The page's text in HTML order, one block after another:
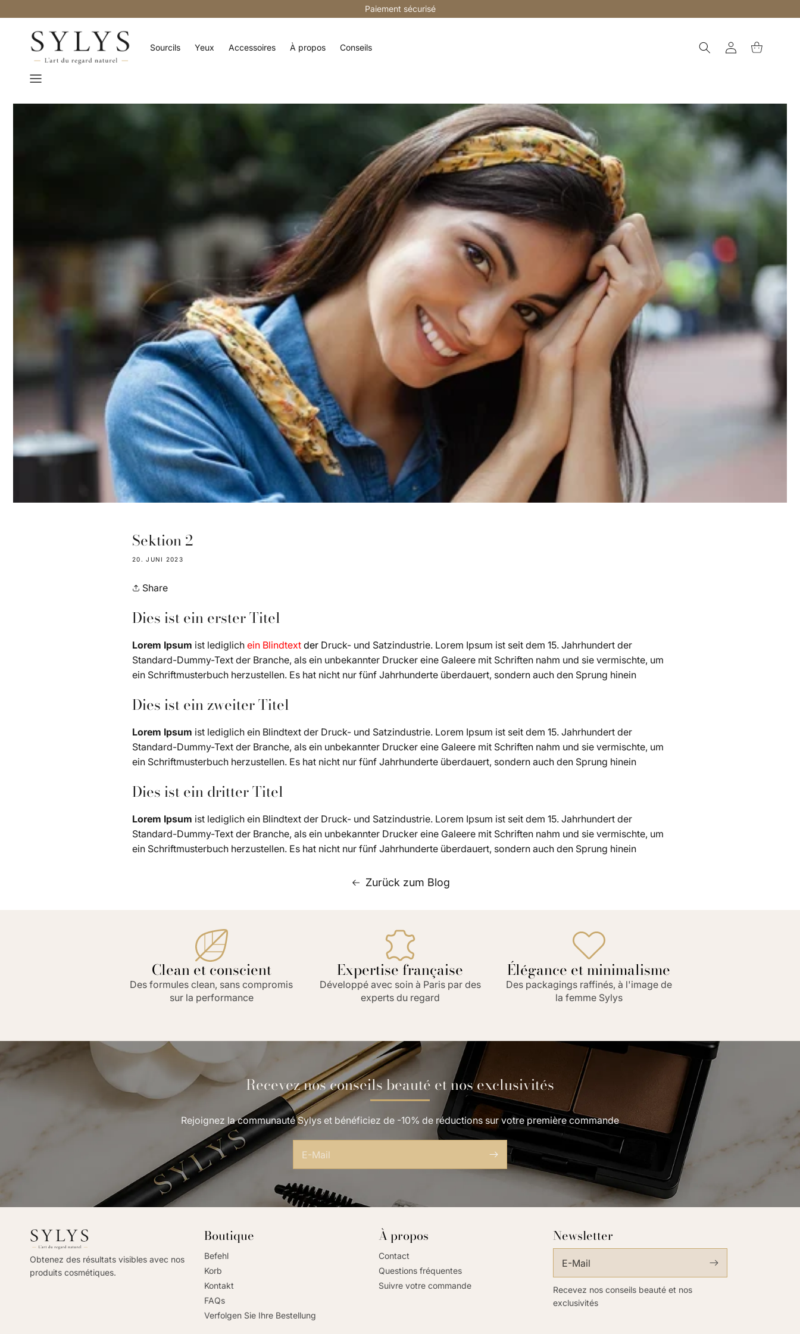
Inhalt
Paiement sécurisé
Satisfait ou remboursé 14 jours
Sourcils Yeux Accessoires À propos Conseils EinloggenWarenkorb
Sektion 2
20. JUNI 2023
Share
Dies ist ein erster Titel
Lorem Ipsum ist lediglich ein Blindtext der Druck- und Satzindustrie. Lorem Ipsum ist seit dem 15. Jahrhundert der
Standard-Dummy-Text der Branche, als ein unbekannter Drucker eine Galeere mit Schriften nahm und sie vermischte, um
ein Schriftmusterbuch herzustellen. Es hat nicht nur fünf Jahrhunderte überdauert, sondern auch den Sprung hinein
Dies ist ein zweiter Titel
Lorem Ipsum ist lediglich ein Blindtext der Druck- und Satzindustrie. Lorem Ipsum ist seit dem 15. Jahrhundert der
Standard-Dummy-Text der Branche, als ein unbekannter Drucker eine Galeere mit Schriften nahm und sie vermischte, um
ein Schriftmusterbuch herzustellen. Es hat nicht nur fünf Jahrhunderte überdauert, sondern auch den Sprung hinein
Dies ist ein dritter Titel
Lorem Ipsum ist lediglich ein Blindtext der Druck- und Satzindustrie. Lorem Ipsum ist seit dem 15. Jahrhundert der
Standard-Dummy-Text der Branche, als ein unbekannter Drucker eine Galeere mit Schriften nahm und sie vermischte, um
ein Schriftmusterbuch herzustellen. Es hat nicht nur fünf Jahrhunderte überdauert, sondern auch den Sprung hinein
Zurück zum Blog
Clean et conscient
Des formules clean, sans compromis
sur la performance
Expertise française
Développé avec soin à Paris par des
experts du regard
Élégance et minimalisme
Des packagings raffinés, à l'image de
la femme Sylys
Recevez nos conseils beauté et nos exclusivités
Rejoignez la communauté Sylys et bénéficiez de -10% de réductions sur votre première commande
E-Mail
Obtenez des résultats visibles avec nos
produits cosmétiques.
Boutique
Befehl
Korb
Kontakt
FAQs
Verfolgen Sie Ihre Bestellung
À propos
Contact
Questions fréquentes
Suivre votre commande
Newsletter
E-Mail
Recevez nos conseils beauté et nos
exclusivités